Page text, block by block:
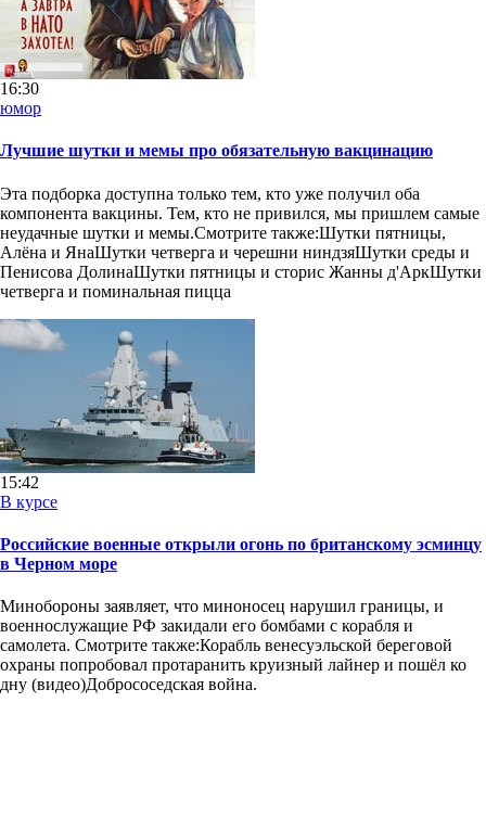
16:30
юмор
Лучшие шутки и мемы про обязательную вакцинацию
Эта подборка доступна только тем, кто уже получил оба
компонента вакцины. Тем, кто не привился, мы пришлем самые
неудачные шутки и мемы.Смотрите также:Шутки пятницы,
Алёна и ЯнаШутки четверга и черешни ниндзяШутки среды и
Пенисова ДолинаШутки пятницы и сторис Жанны д'АркШутки
четверга и поминальная пицца
15:42
В курсе
Российские военные открыли огонь по британскому эсминцу
в Черном море
Минобороны заявляет, что миноносец нарушил границы, и
военнослужащие РФ закидали его бомбами с корабля и
самолета. Смотрите также:Корабль венесуэльской береговой
охраны попробовал протаранить круизный лайнер и пошёл ко
дну (видео)Добрососедская война.